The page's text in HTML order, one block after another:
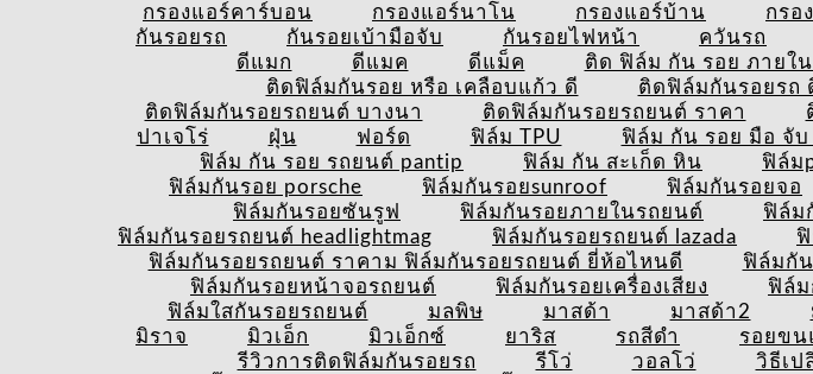
กรองแอร์คาร์บอน
กรองแอร์นาโน กรองแอร์บ้าน กรอ
กันรอยรถ
กันรอยเบ้ามือจับ กันรอยไฟหน้า ควันรถ
ดีแมก
ดีแมค ดีแม็ค ติด ฟิล์ม กัน รอย ภายใ
ติดฟิล์มกันรอย หรือ เคลือบแก้ว ดี
ติดฟิล์มกันรอยรถ
ติดฟิล์มกันรอยรถยนต์ บางนา
ติดฟิล์มกันรอยรถยนต์ ราคา
ปาเจโร่
ฝุ่น ฟอร์ด ฟิล์ม TPU ฟิล์ม กัน รอย มือ จับ
ฟิล์ม กัน รอย รถยนต์ pantip
ฟิล์ม กัน สะเก็ด หิน ฟิล์ม
ฟิล์มกันรอย porsche
ฟิล์มกันรอยsunroof ฟิล์มกันรอยจอ
ฟิล์มกันรอยซันรูฟ
ฟิล์มกันรอยภายในรถยนต์ ฟิล์ม
ฟิล์มกันรอยรถยนต์ headlightmag
ฟิล์มกันรอยรถยนต์ lazada ฟิ
ฟิล์มกันรอยรถยนต์ ราคาม ฟิล์มกันรอยรถยนต์ ยี่ห้อไหนดี
ฟิล์มกั
ฟิล์มกันรอยหน้าจอรถยนต์
ฟิล์มกันรอยเครื่องเสียง ฟิล์ม
ฟิล์มใสกันรอยรถยนต์
มลพิษ มาสด้า มาสด้า2
มิราจ
มิวเอ็ก มิวเอ็กซ์ ยาริส รถสีดำ รอยขน
รีวิวการติดฟิล์มกันรอยรถ
รีโว่ วอลโว่ วิธีเป